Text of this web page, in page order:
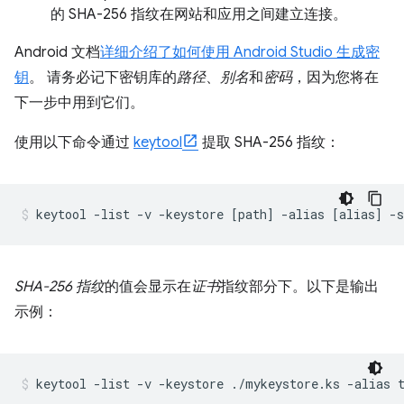
的 SHA-256 指纹在网站和应用之间建立连接。
Android 文档详细介绍了如何使用 Android Studio 生成密
钥。 请务必记下密钥库的路径、 别名和密码，因为您将在
下一步中用到它们。
使用以下命令通过 keytool 提取 SHA-256 指纹：
SHA-256 指纹的值会显示在证书指纹部分下。以下是输出
示例：
keytool -list -v -keystore ./mykeystore.ks -alias